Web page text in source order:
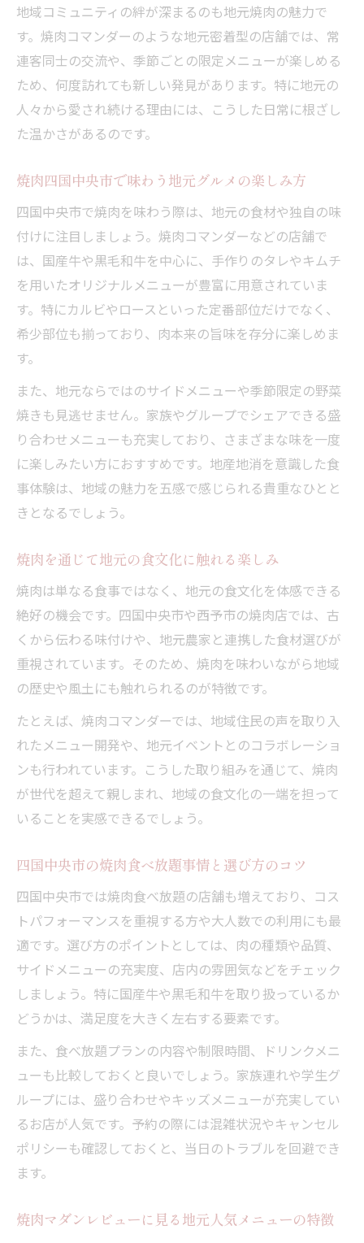
焼肉マダン写真から伝わる地元の魅力を分
析
家族や友人と味わう焼肉の醍醐味とは
焼肉で家族や友人と過ごす特別な時間の演
出法
焼肉食べ放題でみんなが笑顔になる理由を
紹介
焼肉四国中央市で団らんを楽しむポイント
焼肉メニュー選びが盛り上げる食卓の秘訣
週末ドライブに焼肉体験をプラスする方法
焼肉と観光を組み合わせた週末ドライブの
ス提案
焼肉マダンレビューを参考に立ち寄るべき
店を選ぶ
焼肉食べ放題で週末の思い出をさらに深め
愛媛観光と一緒に堪能する焼肉の奥深さ
焼肉と愛媛観光を同時に楽しむ旅の計画術
焼肉四国中央市で味わう愛媛ならではの特
産品
観光スポット巡りの合間に焼肉を満喫する
コツ
焼肉店で味わえる地元食材の魅力を解説
焼肉ランチと観光を組み合わせた満足プラ
ン
焼肉選びで充実する四国中央の夜
焼肉四国中央市で夜を楽しむ店選びのポイ
が豊富
焼肉メニューで夜の食卓を華やかに彩るコ
ツ
焼肉食べ放題を夜の家族時間に活かす方法
焼肉レビューでわかる満足度の高い夜の過
地域コミュニティの絆が深まるのも地元焼肉の魅力で
す。焼肉コマンダーのような地元密着型の店舗では、常
連客同士の交流や、季節ごとの限定メニューが楽しめる
ため、何度訪れても新しい発見があります。特に地元の
人々から愛され続ける理由には、こうした日常に根ざし
た温かさがあるのです。
焼肉四国中央市で味わう地元グルメの楽しみ方
四国中央市で焼肉を味わう際は、地元の食材や独自の味
付けに注目しましょう。焼肉コマンダーなどの店舗で
は、国産牛や黒毛和牛を中心に、手作りのタレやキムチ
を用いたオリジナルメニューが豊富に用意されていま
す。特にカルビやロースといった定番部位だけでなく、
希少部位も揃っており、肉本来の旨味を存分に楽しめま
す。
また、地元ならではのサイドメニューや季節限定の野菜
焼きも見逃せません。家族やグループでシェアできる盛
り合わせメニューも充実しており、さまざまな味を一度
に楽しみたい方におすすめです。地産地消を意識した食
事体験は、地域の魅力を五感で感じられる貴重なひとと
きとなるでしょう。
焼肉を通じて地元の食文化に触れる楽しみ
焼肉は単なる食事ではなく、地元の食文化を体感できる
絶好の機会です。四国中央市や西予市の焼肉店では、古
くから伝わる味付けや、地元農家と連携した食材選びが
重視されています。そのため、焼肉を味わいながら地域
の歴史や風土にも触れられるのが特徴です。
たとえば、焼肉コマンダーでは、地域住民の声を取り入
れたメニュー開発や、地元イベントとのコラボレーショ
ンも行われています。こうした取り組みを通じて、焼肉
が世代を超えて親しまれ、地域の食文化の一端を担って
いることを実感できるでしょう。
四国中央市の焼肉食べ放題事情と選び方のコツ
四国中央市では焼肉食べ放題の店舗も増えており、コス
トパフォーマンスを重視する方や大人数での利用にも最
適です。選び方のポイントとしては、肉の種類や品質、
サイドメニューの充実度、店内の雰囲気などをチェック
しましょう。特に国産牛や黒毛和牛を取り扱っているか
どうかは、満足度を大きく左右する要素です。
また、食べ放題プランの内容や制限時間、ドリンクメニ
ューも比較しておくと良いでしょう。家族連れや学生グ
ループには、盛り合わせやキッズメニューが充実してい
るお店が人気です。予約の際には混雑状況やキャンセル
ポリシーも確認しておくと、当日のトラブルを回避でき
ます。
焼肉マダンレビューに見る地元人気メニューの特徴